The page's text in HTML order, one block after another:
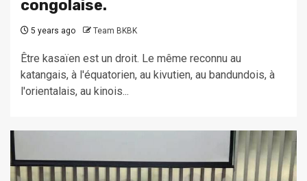
congolaise.
5 years ago Team BKBK
Être kasaïen est un droit. Le même reconnu au
katangais, à l'équatorien, au kivutien, au bandundois, à
l'orientalais, au kinois...